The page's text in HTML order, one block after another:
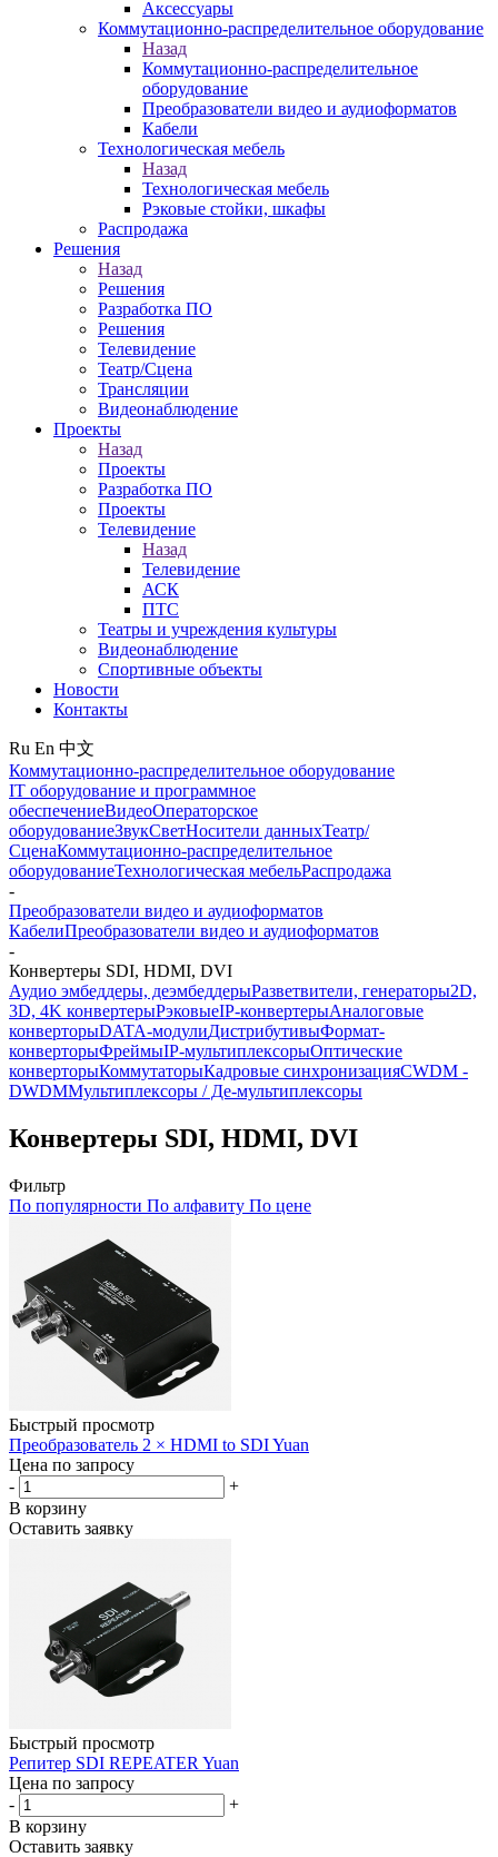
Аксессуары
Коммутационно-распределительное оборудование
Назад
Коммутационно-распределительное
оборудование
Преобразователи видео и аудиоформатов
Кабели
Технологическая мебель
Назад
Технологическая мебель
Рэковые стойки, шкафы
Распродажа
Решения
Назад
Решения
Разработка ПО
Решения
Телевидение
Театр/Сцена
Трансляции
Видеонаблюдение
Проекты
Назад
Проекты
Разработка ПО
Проекты
Телевидение
Назад
Телевидение
АСК
ПТС
Театры и учреждения культуры
Видеонаблюдение
Спортивные объекты
Новости
Контакты
Ru En 中文
Коммутационно-распределительное оборудование
IT оборудование и программное
обеспечениеВидеоОператорское
оборудованиеЗвукСветНосители данныхТеатр/
СценаКоммутационно-распределительное
оборудованиеТехнологическая мебельРаспродажа
-
Преобразователи видео и аудиоформатов
КабелиПреобразователи видео и аудиоформатов
-
Конвертеры SDI, HDMI, DVI
Аудио эмбеддеры, деэмбеддерыРазветвители, генераторы2D,
3D, 4K конвертерыРэковыеIP-конвертерыАналоговые
конверторыDATA-модулиДистрибутивыФормат-
конверторыФреймыIP-мультиплексорыОптические
конверторыКоммутаторыКадровые синхронизацияCWDM -
DWDMМультиплексоры / Де-мультиплексоры
Конвертеры SDI, HDMI, DVI
Фильтр
По популярности По алфавиту По цене
Быстрый просмотр
Преобразователь 2 × HDMI to SDI Yuan
Цена по запросу
-
+
В корзину
Оставить заявку
Быстрый просмотр
Репитер SDI REPEATER Yuan
Цена по запросу
-
+
В корзину
Оставить заявку